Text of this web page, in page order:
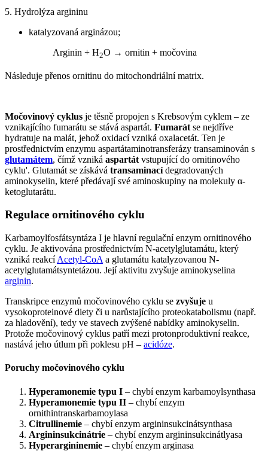
5. Hydrolýza argininu
katalyzovaná arginázou;
Arginin + H2O → ornitin + močovina
Následuje přenos ornitinu do mitochondriální matrix.
Močovinový cyklus je těsně propojen s Krebsovým cyklem – ze
vznikajícího fumarátu se stává aspartát. Fumarát se nejdříve
hydratuje na malát, jehož oxidací vzniká oxalacetát. Ten je
prostřednictvím enzymu aspartátaminotransferázy transaminován s
glutamátem, čímž vzniká aspartát vstupující do ornitinového
cyklu'. Glutamát se získává transaminacídegradovaných
aminokyselin, které předávají své aminoskupiny na molekuly α-
ketoglutarátu.
Regulace ornitinového cyklu
Karbamoylfosfátsyntáza I je hlavní regulační enzym ornitinového
cyklu. Je aktivována prostřednictvím N-acetylglutamátu, který
vzniká reakcíAcetyl-CoA a glutamátu katalyzovanou N-
acetylglutamátsyntetázou. Její aktivitu zvyšuje aminokyselina
arginin.
Transkripce enzymů močovinového cyklu se zvyšuje u
vysokoproteinové diety či u narůstajícího proteokatabolismu (např.
za hladovění), tedy ve stavech zvýšené nabídky aminokyselin.
Protože močovinový cyklus patří mezi protonproduktivní reakce,
nastává jeho útlum při poklesu pH – acidóze.
Poruchy močovinového cyklu
Hyperamonemie typu I – chybí enzym karbamoylsynthasa
Hyperamonemie typu II – chybí enzym
ornithintranskarbamoylasa
Citrullinemie – chybí enzym argininsukcinátsynthasa
Argininsukcinátrie – chybí enzym argininsukcinátlyasa
Hyperargininemie – chybí enzym arginasa